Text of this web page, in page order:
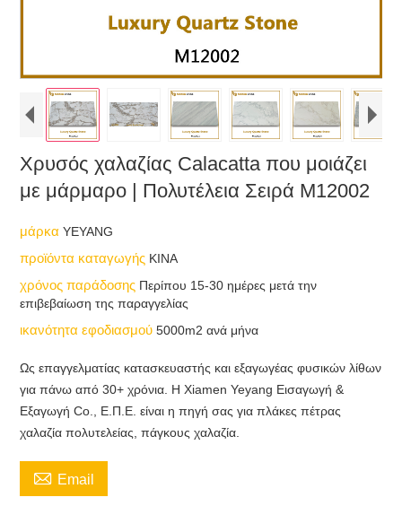
Χρυσός χαλαζίας Calacatta που μοιάζει
με μάρμαρο | Πολυτέλεια Σειρά M12002
μάρκαYEYANG
προϊόντα καταγωγής ΚΙΝΑ
χρόνος παράδοσης Περίπου 15-30 ημέρες μετά την
επιβεβαίωση της παραγγελίας
ικανότητα εφοδιασμού5000m2 ανά μήνα
Ως επαγγελματίας κατασκευαστής και εξαγωγέας φυσικών λίθων
για πάνω από 30+ χρόνια. Η Xiamen Yeyang Εισαγωγή &
Εξαγωγή Co., Ε.Π.Ε. είναι η πηγή σας για πλάκες πέτρας
χαλαζία πολυτελείας, πάγκους χαλαζία.
 Email